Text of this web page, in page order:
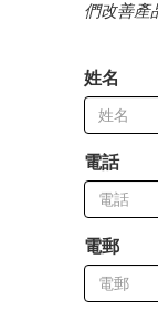
們改善產
姓名
電話
電郵